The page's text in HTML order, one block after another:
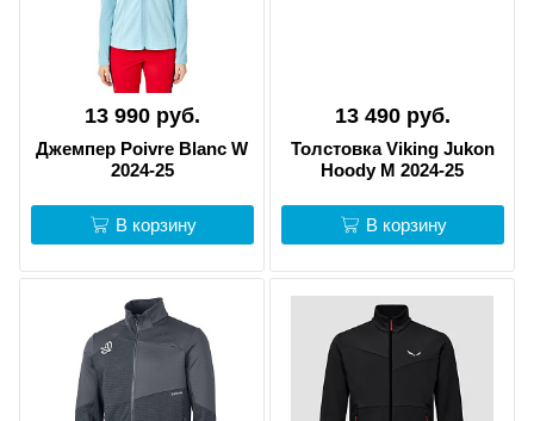
13 990 руб.
Джемпер Poivre Blanc W
2024-25
В корзину
13 490 руб.
Толстовка Viking Jukon
Hoody M 2024-25
В корзину